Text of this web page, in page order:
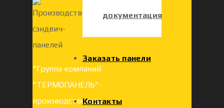
документация
Заказать панели
Контакты
"Группа компаний
"ТЕРМОПАНЕЛЬ"-
производственная